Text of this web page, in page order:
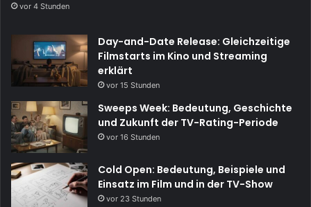
vor 4 Stunden
Day-and-Date Release: Gleichzeitige
Filmstarts im Kino und Streaming
erklärt
vor 15 Stunden
Sweeps Week: Bedeutung, Geschichte
und Zukunft der TV-Rating-Periode
vor 16 Stunden
Cold Open: Bedeutung, Beispiele und
Einsatz im Film und in der TV-Show
vor 23 Stunden